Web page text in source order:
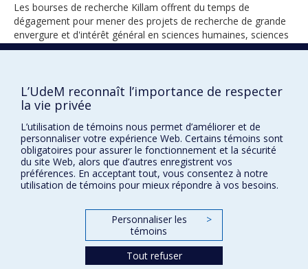
Les bourses de recherche Killam offrent du temps de
dégagement pour mener des projets de recherche de grande
envergure et d'intérêt général en sciences humaines, sciences
sociales, sciences naturelles, sciences de la santé et génie.
Prix et distinctions
L’UdeM reconnaît l’importance de respecter
la vie privée
L’utilisation de témoins nous permet d’améliorer et de
personnaliser votre expérience Web. Certains témoins sont
obligatoires pour assurer le fonctionnement et la sécurité
du site Web, alors que d’autres enregistrent vos
préférences. En acceptant tout, vous consentez à notre
utilisation de témoins pour mieux répondre à vos besoins.
Personnaliser les
témoins
>
Tout refuser